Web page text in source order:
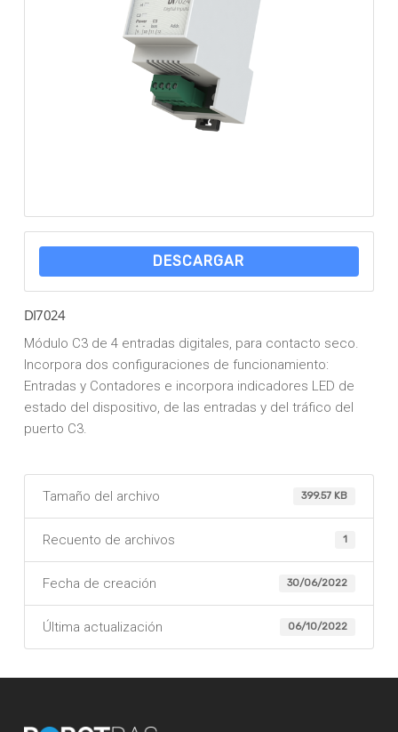
DESCARGAR
DI7024
Módulo C3 de 4 entradas digitales, para contacto seco.
Incorpora dos configuraciones de funcionamiento:
Entradas y Contadores e incorpora indicadores LED de
estado del dispositivo, de las entradas y del tráfico del
puerto C3.
Tamaño del archivo 399.57 KB
Recuento de archivos 1
Fecha de creación 30/06/2022
Última actualización 06/10/2022